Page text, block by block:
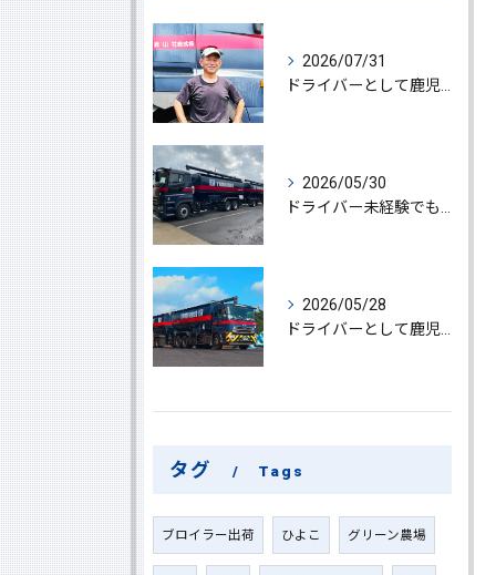
2026/07/31
2026/05/30
2026/05/28
タグ Tags
ブロイラー出荷 ひよこ グリーン農場